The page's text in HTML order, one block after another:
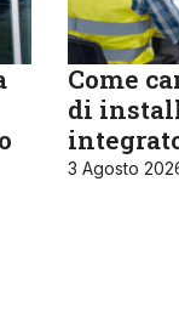
Come
di
3 Agosto